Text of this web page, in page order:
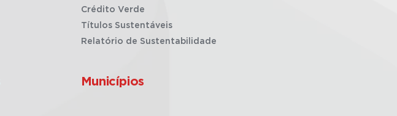
Crédito Verde
Títulos Sustentáveis
Relatório de Sustentabilidade
Municípios